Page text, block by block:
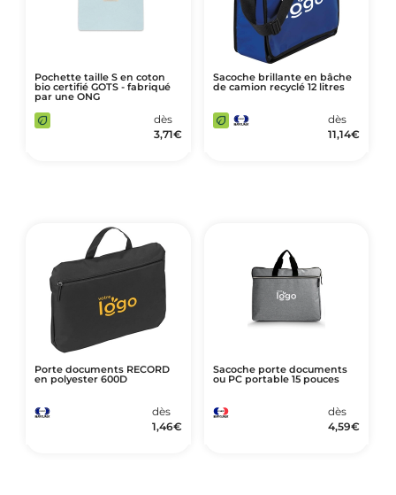
Pochette taille S en coton
bio certifié GOTS - fabriqué
par une ONG
dès
3,71€
Sacoche brillante en bâche
de camion recyclé 12 litres
dès
11,14€
Porte documents RECORD
en polyester 600D
dès
1,46€
Sacoche porte documents
ou PC portable 15 pouces
dès
4,59€